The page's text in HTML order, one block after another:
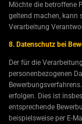
Möchte die betroffene
geltend machen, kann
Verarbeitung
8. Datenschutz bei
Der für die
personenbezogenen
erfolgen. Dies ist
entsprechende
beispielsweise per E-